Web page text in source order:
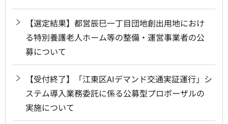
【選定結果】都営辰巳一丁目団地創出用地におけ
る特別養護老人ホーム等の整備・運営事業者の公
募について
【受付終了】「江東区AIデマンド交通実証運行」シ
ステム導入業務委託に係る公募型プロポーザルの
実施について